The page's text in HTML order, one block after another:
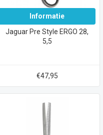
Informatie
Jaguar Pre Style ERGO 28,
5,5
€47,95